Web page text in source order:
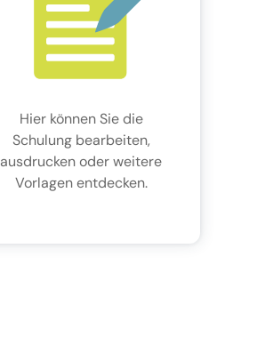
Hier können Sie die
Schulung bearbeiten,
ausdrucken oder weitere
Vorlagen entdecken.